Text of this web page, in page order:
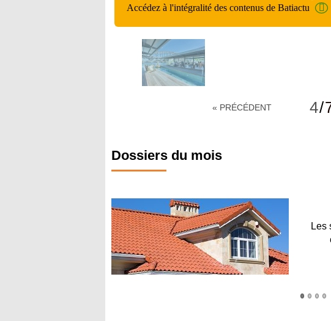
Accédez à l'intégralité des contenus de Batiactu
« PRÉCÉDENT 4/
Dossiers du mois
Entre